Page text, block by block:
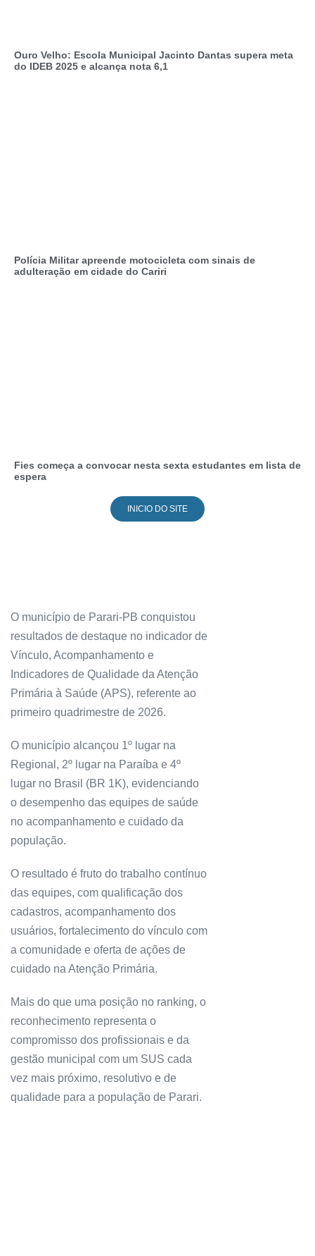
Ouro Velho: Escola Municipal Jacinto Dantas supera meta
do IDEB 2025 e alcança nota 6,1
Polícia Militar apreende motocicleta com sinais de
adulteração em cidade do Cariri
Fies começa a convocar nesta sexta estudantes em lista de
espera
INICIO DO SITE
O município de Parari-PB conquistou
resultados de destaque no indicador de
Vínculo, Acompanhamento e
Indicadores de Qualidade da Atenção
Primária à Saúde (APS), referente ao
primeiro quadrimestre de 2026.
O município alcançou 1º lugar na
Regional, 2º lugar na Paraíba e 4º
lugar no Brasil (BR 1K), evidenciando
o desempenho das equipes de saúde
no acompanhamento e cuidado da
população.
O resultado é fruto do trabalho contínuo
das equipes, com qualificação dos
cadastros, acompanhamento dos
usuários, fortalecimento do vínculo com
a comunidade e oferta de ações de
cuidado na Atenção Primária.
Mais do que uma posição no ranking, o
reconhecimento representa o
compromisso dos profissionais e da
gestão municipal com um SUS cada
vez mais próximo, resolutivo e de
qualidade para a população de Parari.